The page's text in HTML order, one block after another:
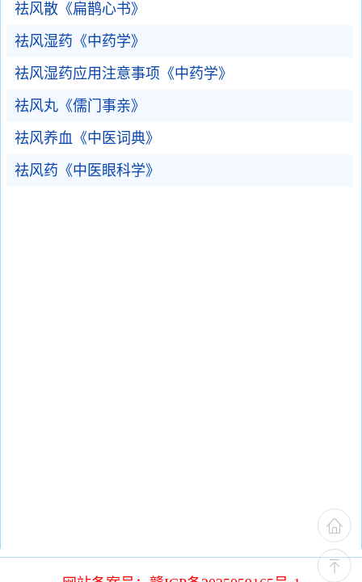
祛风散《扁鹊心书》
祛风湿药《中药学》
祛风湿药应用注意事项《中药学》
祛风丸《儒门事亲》
祛风养血《中医词典》
祛风药《中医眼科学》